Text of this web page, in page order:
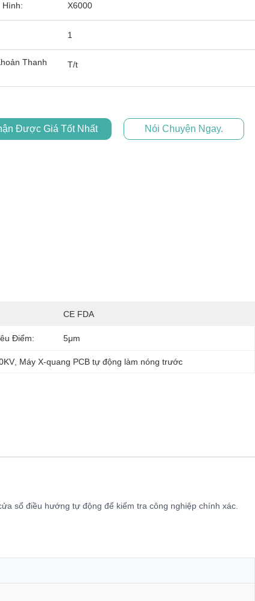
Hình: X6000
1
Thanh
T/t
Được Giá Tốt Nhất Nói Chuyện Ngay.
CE FDA
Điểm: 5μm
Máy X-quang PCB tự động làm nóng trước
sổ điều hướng tự động để kiểm tra công nghiệp chính xác.